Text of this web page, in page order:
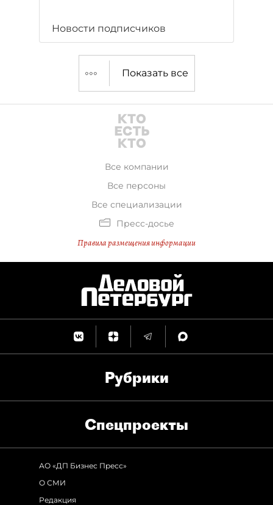
Новости подписчиков
Показать все
Все компании
Все персоны
Все специализации
Пресс-досье
Правила размещения информации
Рубрики
Спец­проекты
АО «ДП Бизнес Пресс»
О СМИ
Редакция